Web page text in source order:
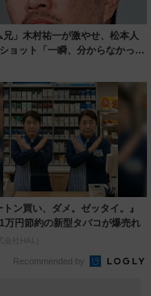
兄」木村祐一が激やせ、松本人
ョット「一瞬、分からなかった
トン買い、ダメ。ゼッタイ。』
万円節約の新型タバコが爆売れ
会社HAL)
Recommended by